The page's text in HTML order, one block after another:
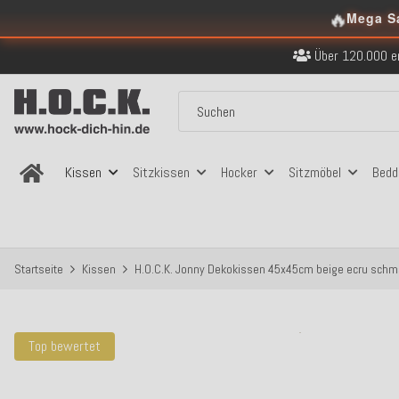
🔥Mega
Kostenloser Versand
Über 120.000
Sicher
Kostenloser Versand
Kissen Sitzkissen Hocker Sitzmöbel
Startseite Kissen H.O.C.K. Jonny Dekokissen 45x45cm beige ecru
Top bewertet